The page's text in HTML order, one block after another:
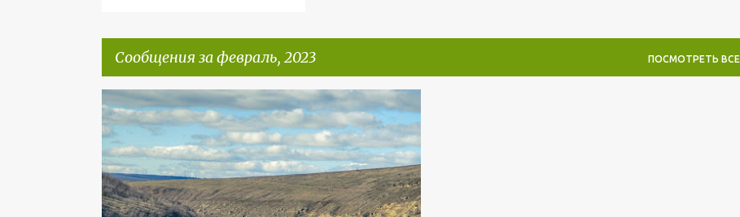
Сообщения за февраль, 2023 ПОСМОТРЕТЬ ВСЕ
С
о
о
б
щ
ГЛИНЖЕНЬ МИХУЛЕНЬ
ПАРКАНЫ (ШОЛДАНЕШТСКИЙ РАЙОН)